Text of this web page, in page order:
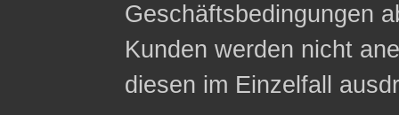
Geschäftsbedingungen
Kunden werden nicht
diesen im Einzelfall